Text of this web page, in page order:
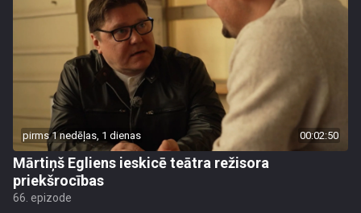
pirms 1 nedēļas, 1 dienas 00:02:50
Mārtiņš Egliens ieskicē teātra režisora
priekšrocības
66. epizode